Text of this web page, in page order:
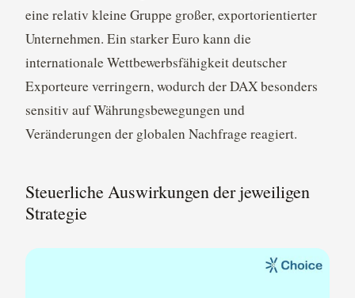
eine relativ kleine Gruppe großer, exportorientierter
Unternehmen. Ein starker Euro kann die
internationale Wettbewerbsfähigkeit deutscher
Exporteure verringern, wodurch der DAX besonders
sensitiv auf Währungsbewegungen und
Veränderungen der globalen Nachfrage reagiert.
Steuerliche Auswirkungen der jeweiligen
Strategie